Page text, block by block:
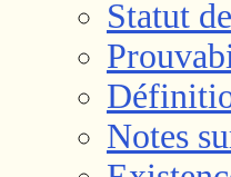
Statut
Notes